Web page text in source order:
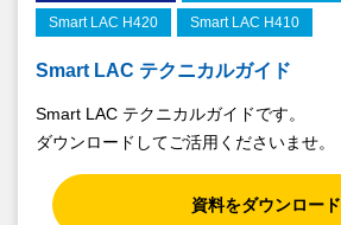
Smart LAC H420 Smart LAC H410
Smart LAC テクニカルガイド
Smart LAC テクニカルガイドです。
ダウンロードしてご活用くださいませ。
資料をダウンロード